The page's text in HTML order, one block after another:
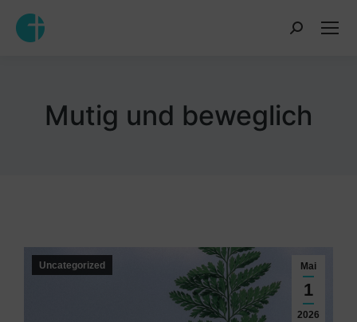
springen
Mutig und beweglich
Mai
1
2026
Uncategorized